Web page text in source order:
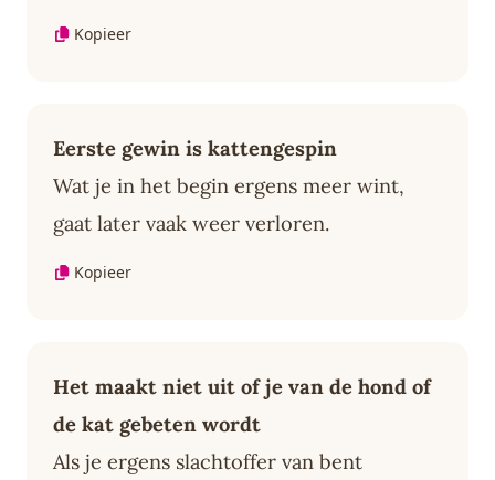
Kopieer
Eerste gewin is kattengespin
Wat je in het begin ergens meer wint,
gaat later vaak weer verloren.
Kopieer
Het maakt niet uit of je van de hond of
de kat gebeten wordt
Als je ergens slachtoffer van bent